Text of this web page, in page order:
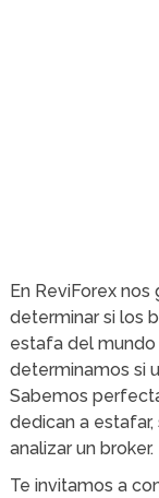
En ReviForex
determinar si los
estafa del mundo
determinamos si
Sabemos
dedican a
analizar un broker.
Te invitamos a